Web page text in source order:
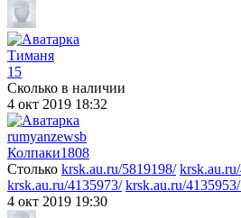
Тиманя
15
Сколько в наличии
4 окт 2019 18:32
rumyanzewsb
Колпаки1808
Столько krsk.au.ru/5819198/
krsk.au.ru/4135973/ krsk.au.ru/
4 окт 2019 19:30